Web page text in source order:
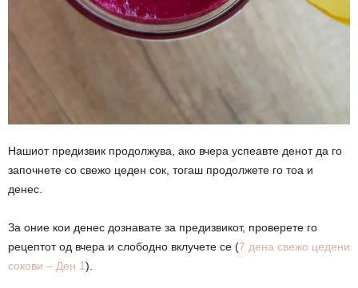
Нашиот предизвик продолжува, ако вчера успеавте денот да го
започнете со свежо цеден сок, тогаш продолжете го тоа и
денес.
За оние кои денес дознавате за предизвикот, проверете го
рецептот од вчера и слободно вклучете се (7 дена свежо цедени
сокови – Ден 1).